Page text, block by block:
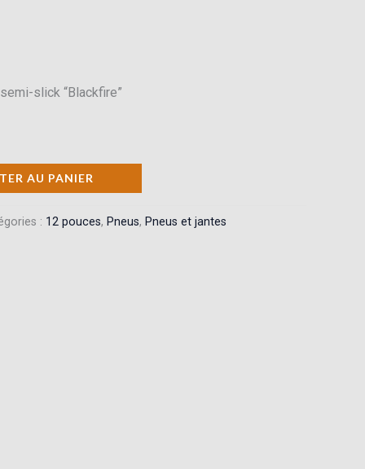
slick “Blackfire”
AU PANIER
: 12 pouces, Pneus, Pneus et jantes